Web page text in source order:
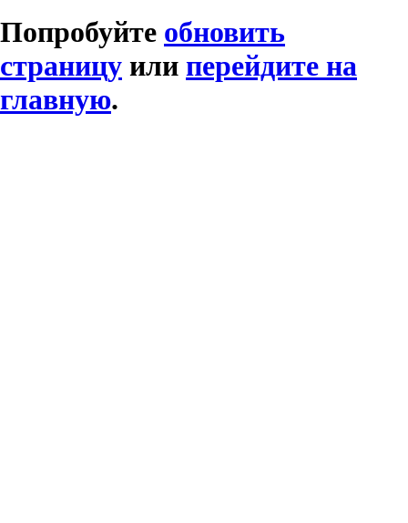
Попробуйте обновить
страницу или перейдите на
главную.